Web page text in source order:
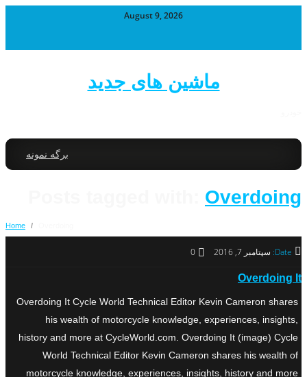
August 9, 2026
ماشین های جدید
برگه نمونه
Overdoing
Home /
Date: سپتامبر 7, 2016 0
Overdoing It
Overdoing It Cycle World Technical Editor Kevin Cameron shares
his wealth of motorcycle knowledge, experiences, insights,
history and more at CycleWorld.com. Overdoing It (image) Cycle
World Technical Editor Kevin Cameron shares his wealth of
motorcycle knowledge, experiences, insights, history and more